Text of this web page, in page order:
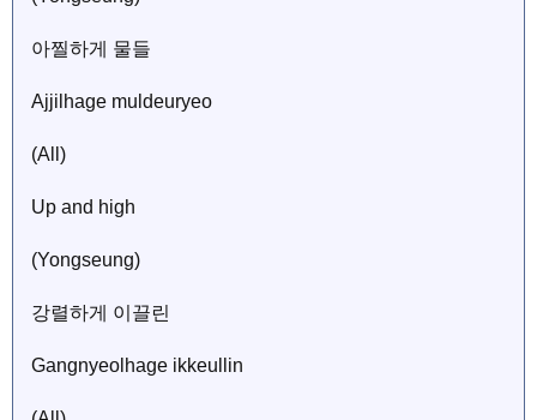
아찔하게 물들
Ajjilhage muldeuryeo
(All)
Up and high
(Yongseung)
강렬하게 이끌린
Gangnyeolhage ikkeullin